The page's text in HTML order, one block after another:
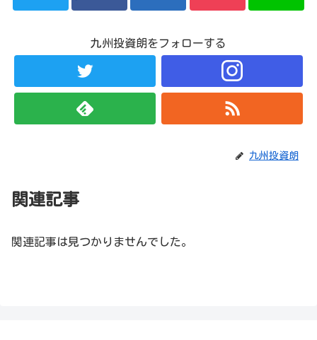
九州投資朗をフォローする
九州投資朗
関連記事
関連記事は見つかりませんでした。